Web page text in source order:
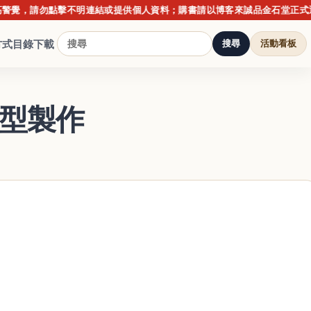
勿點擊不明連結或提供個人資料；購書請以博客來誠品金石堂正式通路資
式目錄下載 搜尋 活動看板
製作